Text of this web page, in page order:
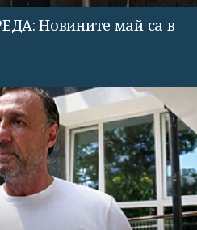
Новините май са в